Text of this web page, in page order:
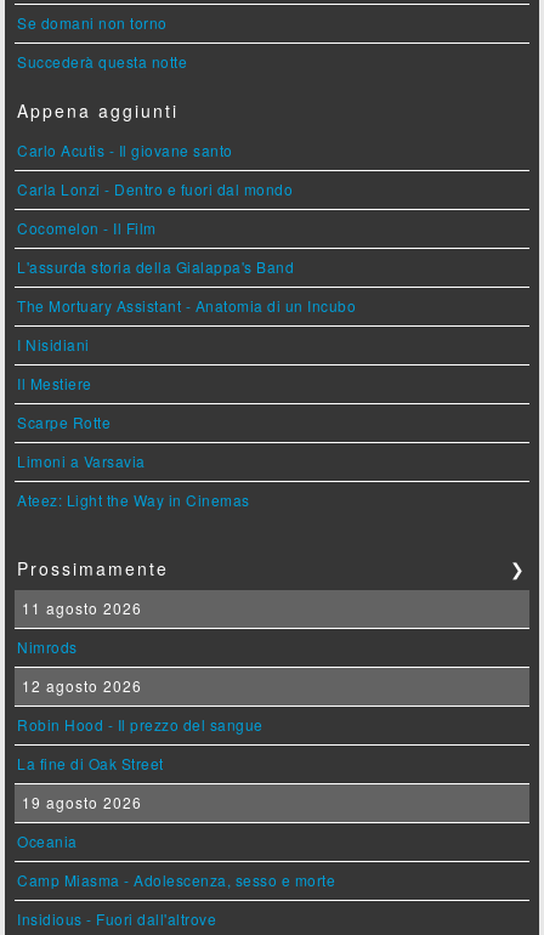
Se domani non torno
Succederà questa notte
Appena aggiunti
Carlo Acutis - Il giovane santo
Carla Lonzi - Dentro e fuori dal mondo
Cocomelon - Il Film
L'assurda storia della Gialappa's Band
The Mortuary Assistant - Anatomia di un Incubo
I Nisidiani
Il Mestiere
Scarpe Rotte
Limoni a Varsavia
Ateez: Light the Way in Cinemas
Prossimamente ❯
11 agosto 2026
Nimrods
12 agosto 2026
Robin Hood - Il prezzo del sangue
La fine di Oak Street
19 agosto 2026
Oceania
Camp Miasma - Adolescenza, sesso e morte
Insidious - Fuori dall'altrove